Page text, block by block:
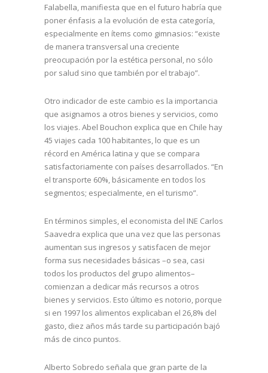
Falabella, manifiesta que en el futuro habría que
poner énfasis a la evolución de esta categoría,
especialmente en ítems como gimnasios: “existe
de manera transversal una creciente
preocupación por la estética personal, no sólo
por salud sino que también por el trabajo”.
Otro indicador de este cambio es la importancia
que asignamos a otros bienes y servicios, como
los viajes. Abel Bouchon explica que en Chile hay
45 viajes cada 100 habitantes, lo que es un
récord en América latina y que se compara
satisfactoriamente con países desarrollados. “En
el transporte 60%, básicamente en todos los
segmentos; especialmente, en el turismo”.
En términos simples, el economista del INE Carlos
Saavedra explica que una vez que las personas
aumentan sus ingresos y satisfacen de mejor
forma sus necesidades básicas –o sea, casi
todos los productos del grupo alimentos–
comienzan a dedicar más recursos a otros
bienes y servicios. Esto último es notorio, porque
si en 1997 los alimentos explicaban el 26,8% del
gasto, diez años más tarde su participación bajó
más de cinco puntos.
Alberto Sobredo señala que gran parte de la